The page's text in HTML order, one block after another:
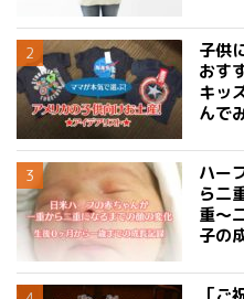
子供
おす
キッ
んで
ハー
ら二
重〜
子の